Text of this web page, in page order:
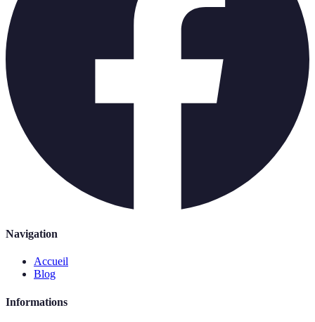
Navigation
Accueil
Blog
Informations